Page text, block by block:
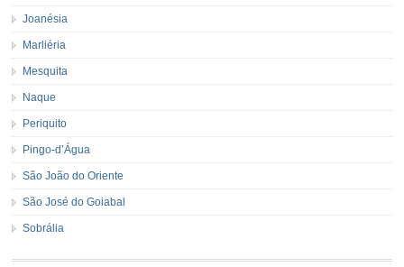
Joanésia
Marliéria
Mesquita
Naque
Periquito
Pingo-d’Água
São João do Oriente
São José do Goiabal
Sobrália